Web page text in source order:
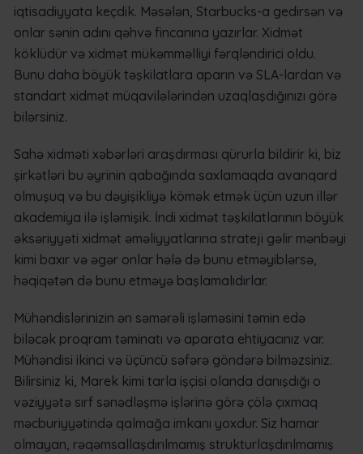
iqtisadiyyata keçdik. Məsələn, Starbucks-a gedirsən və
onlar sənin adını qəhvə fincanına yazırlar. Xidmət
köklüdür və xidmət mükəmməlliyi fərqləndirici oldu.
Bunu daha böyük təşkilatlara aparın və SLA-lardan və
standart xidmət müqavilələrindən uzaqlaşdığınızı görə
bilərsiniz.
Sahə xidməti xəbərləri araşdırması qürurla bildirir ki, biz
şirkətləri bu əyrinin qabağında saxlamaqda avanqard
olmuşuq və bu dəyişikliyə kömək etmək üçün uzun illər
akademiya ilə işləmişik. İndi xidmət təşkilatlarının böyük
əksəriyyəti xidmət əməliyyatlarına strateji gəlir mənbəyi
kimi baxır və əgər onlar hələ də bunu etməyiblərsə,
həqiqətən də bunu etməyə başlamalıdırlar.
Mühəndislərinizin ən səmərəli işləməsini təmin edə
biləcək proqram təminatı və aparata ehtiyacınız var.
Mühəndisi ikinci və üçüncü səfərə göndərə bilməzsiniz.
Bilirsiniz ki, Marek kimi tarla işçisi olanda danışdığı o
vəziyyətə sırf sənədləşmə işlərinə görə çölə çıxmaq
məcburiyyətində qalmağa imkanı yoxdur. Siz hamar
olmayan, rəqəmsallaşdırılmamış strukturlaşdırılmamış